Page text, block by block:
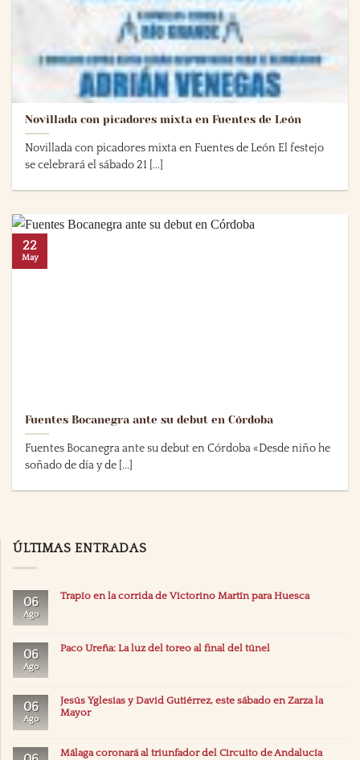
Novillada con picadores mixta en Fuentes de León
Novillada con picadores mixta en Fuentes de León El festejo
se celebrará el sábado 21 [...]
Fuentes Bocanegra ante su debut en Córdoba
Fuentes Bocanegra ante su debut en Córdoba «Desde niño he
soñado de día y de [...]
22
May
ÚLTIMAS ENTRADAS
06
Ago
Trapío en la corrida de Victorino Martín para Huesca
06
Ago
Paco Ureña: La luz del toreo al final del túnel
06
Ago
Jesús Yglesias y David Gutiérrez, este sábado en Zarza la
Mayor
Málaga coronará al triunfador del Circuito de Andalucía